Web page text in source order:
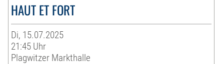
HAUT ET FORT
Di, 15.07.2025
21:45 Uhr
Plagwitzer Markthalle